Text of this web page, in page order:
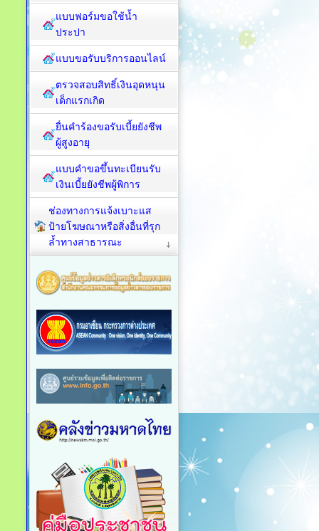
แบบฟอร์มขอใช้น้ำ
ประปา
แบบขอรับบริการออนไลน์
ตรวจสอบสิทธิ์เงินอุดหนุน
เด็กแรกเกิด
ยื่นคำร้องขอรับเบี้ยยังชีพ
ผู้สูงอายุ
แบบคำขอขึ้นทะเบียนรับ
เงินเบี้ยยังชีพผู้พิการ
ช่องทางการแจ้งเบาะแส
ป้ายโฆษณาหรือสิ่งอื่นที่รุก
ล้ำทางสาธารณะ